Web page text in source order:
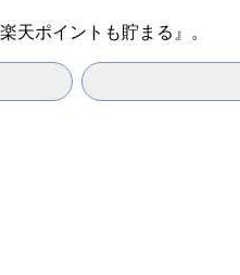
天ポイントも貯まる』。